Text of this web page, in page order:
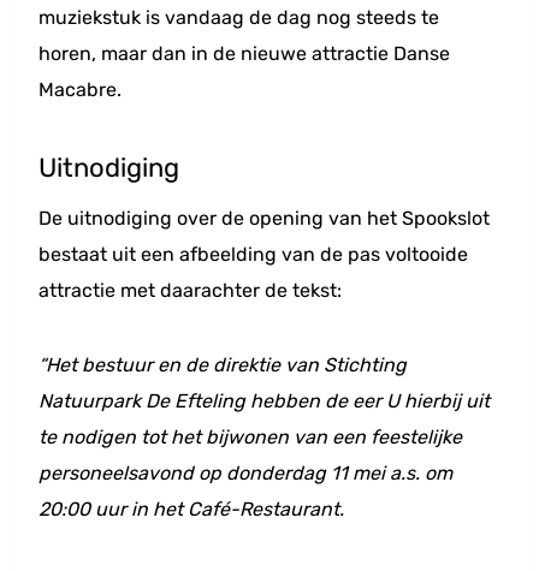
muziekstuk is vandaag de dag nog steeds te
horen, maar dan in de nieuwe attractie Danse
Macabre.
Uitnodiging
De uitnodiging over de opening van het Spookslot
bestaat uit een afbeelding van de pas voltooide
attractie met daarachter de tekst:
“Het bestuur en de direktie van Stichting
Natuurpark De Efteling hebben de eer U hierbij uit
te nodigen tot het bijwonen van een feestelijke
personeelsavond op donderdag 11 mei a.s. om
20:00 uur in het Café-Restaurant.